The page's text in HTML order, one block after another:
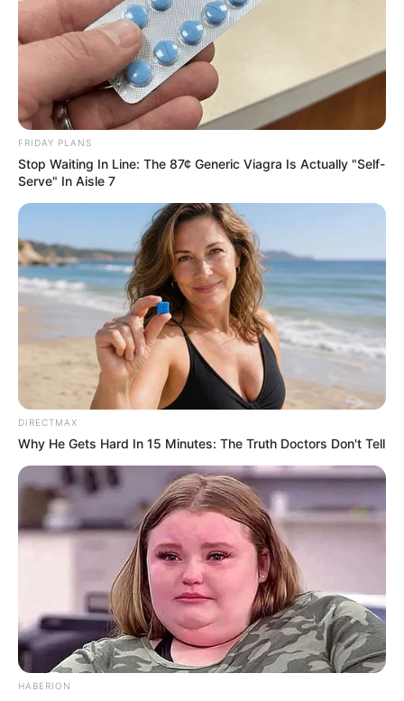
Feeling Tired? Here's The Trick To Perform Better
MEDVI
Pfizer's Worst Nightmare: Men Canceling $80
Prescriptions For This 87¢ Blue Pill Hack
FRIDAY PLANS
FRIDAY PLANS
Stop Waiting In Line: The 87¢ Generic Viagra Is Actually "Self-
Serve" In Aisle 7
DIRECTMAX
Why He Gets Hard In 15 Minutes: The Truth Doctors Don't Tell
HABERION